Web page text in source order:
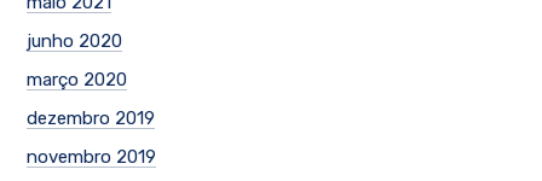
junho 2020
março 2020
dezembro 2019
novembro 2019